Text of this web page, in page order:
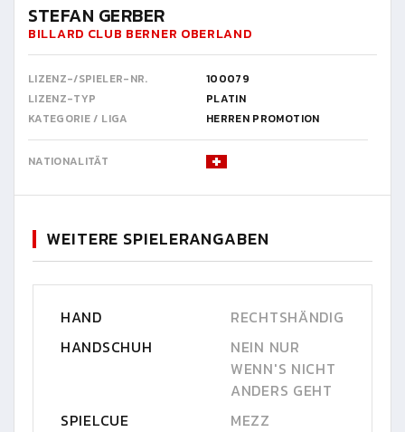
STEFAN GERBER
BILLARD CLUB BERNER OBERLAND
LIZENZ-/SPIELER-NR.
100079
LIZENZ-TYP
PLATIN
KATEGORIE / LIGA
HERREN PROMOTION
NATIONALITÄT
WEITERE SPIELERANGABEN
HAND
RECHTSHÄNDIG
HANDSCHUH
NEIN NUR
WENN'S NICHT
ANDERS GEHT
SPIELCUE
MEZZ